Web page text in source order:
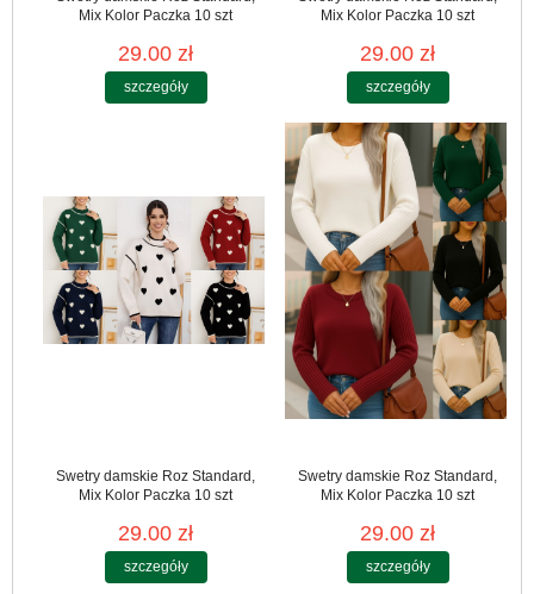
Mix Kolor Paczka 10 szt
29.00 zł
szczegóły
Mix Kolor Paczka 10 szt
29.00 zł
szczegóły
Swetry damskie Roz Standard,
Mix Kolor Paczka 10 szt
29.00 zł
szczegóły
Swetry damskie Roz Standard,
Mix Kolor Paczka 10 szt
29.00 zł
szczegóły